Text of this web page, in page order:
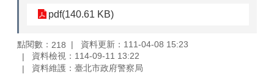
pdf(140.61 KB)
點閱數： 218
資料更新：111-04-08 15:23
資料檢視：114-09-11 13:22
資料維護：臺北市政府警察局